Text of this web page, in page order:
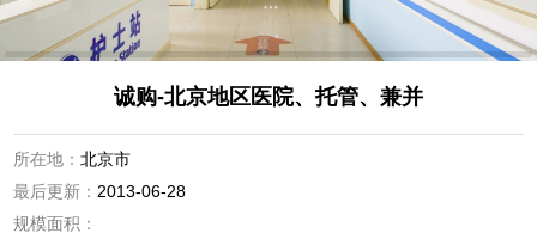
诚购-北京地区医院、托管、兼并
所在地：北京市
最后更新： 2013-06-28
规模面积：